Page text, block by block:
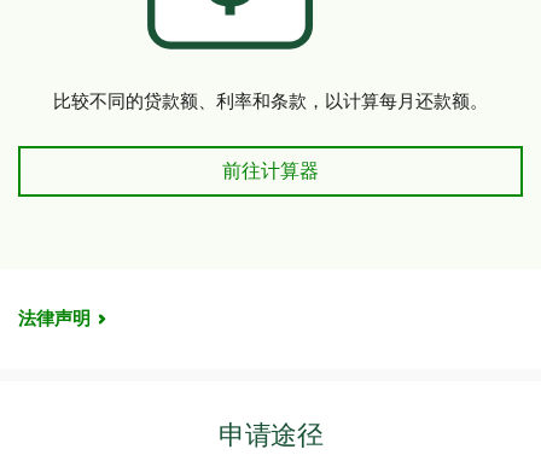
比较不同的贷款额、利率和条款，以计算每月还款额。
贷款计算器
前往计算器
法律声明
申请途径